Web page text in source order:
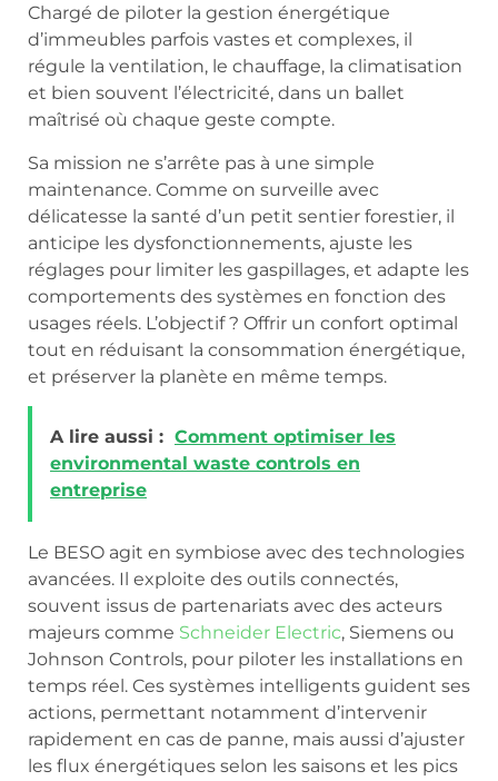
Chargé de piloter la gestion énergétique
d’immeubles parfois vastes et complexes, il
régule la ventilation, le chauffage, la climatisation
et bien souvent l’électricité, dans un ballet
maîtrisé où chaque geste compte.
Sa mission ne s’arrête pas à une simple
maintenance. Comme on surveille avec
délicatesse la santé d’un petit sentier forestier, il
anticipe les dysfonctionnements, ajuste les
réglages pour limiter les gaspillages, et adapte les
comportements des systèmes en fonction des
usages réels. L’objectif ? Offrir un confort optimal
tout en réduisant la consommation énergétique,
et préserver la planète en même temps.
A lire aussi : Comment optimiser les
environmental waste controls en
entreprise
Le BESO agit en symbiose avec des technologies
avancées. Il exploite des outils connectés,
souvent issus de partenariats avec des acteurs
majeurs comme Schneider Electric, Siemens ou
Johnson Controls, pour piloter les installations en
temps réel. Ces systèmes intelligents guident ses
actions, permettant notamment d’intervenir
rapidement en cas de panne, mais aussi d’ajuster
les flux énergétiques selon les saisons et les pics